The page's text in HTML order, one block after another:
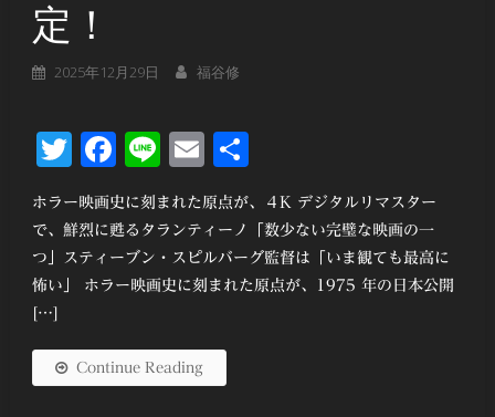
定！
2025年12月29日 福谷修
Twitter
Facebook
LineEmail
ホラー映画史に刻まれた原点が、４K デジタルリマスター
で、鮮烈に甦るタランティーノ「数少ない完璧な映画の一
つ」スティーブン・スピルバーグ監督は「いま観ても最⾼に
怖い」 ホラー映画史に刻まれた原点が、1975 年の⽇本公開
[…]
Continue Reading